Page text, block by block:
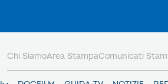
Chi SiamoArea StampaComunicati